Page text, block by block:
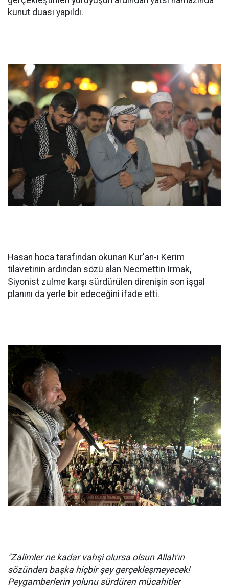
kunut duası yapıldı.
Hasan hoca tarafından okunan Kur'an-ı Kerim
tilavetinin ardından sözü alan Necmettin Irmak,
Siyonist zulme karşı sürdürülen direnişin son işgal
planını da yerle bir edeceğini ifade etti.
"Zalimler ne kadar vahşi olursa olsun Allah'ın
sözünden başka hiçbir şey gerçekleşmeyecek!
Peygamberlerin yolunu sürdüren mücahitler